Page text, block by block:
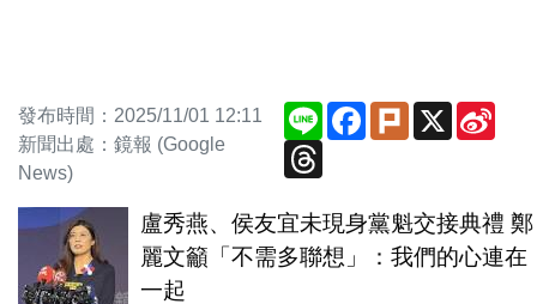
發布時間：2025/11/01 12:11
新聞出處：鏡報 (Google
News)
Line Facebook
PlurkX
Sina
Threads
盧秀燕、侯友宜未現身黨魁交接典禮 鄭
麗文籲「不需多聯想」：我們的心連在
一起